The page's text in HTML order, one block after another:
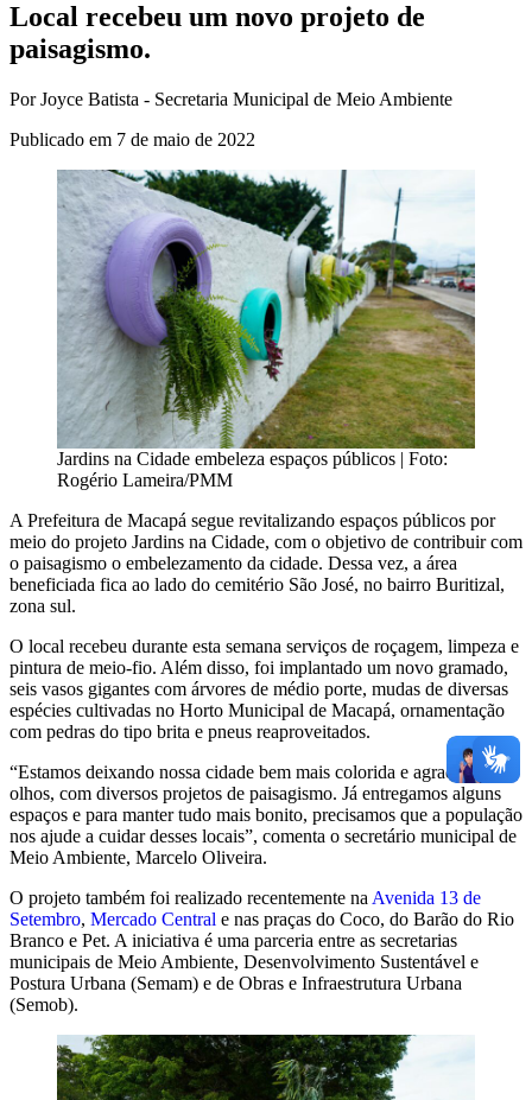
Local recebeu um novo projeto de
paisagismo.
Por Joyce Batista - Secretaria Municipal de Meio Ambiente
Publicado em 7 de maio de 2022
Jardins na Cidade embeleza espaços públicos | Foto:
Rogério Lameira/PMM
A Prefeitura de Macapá segue revitalizando espaços públicos por
meio do projeto Jardins na Cidade, com o objetivo de contribuir com
o paisagismo o embelezamento da cidade. Dessa vez, a área
beneficiada fica ao lado do cemitério São José, no bairro Buritizal,
zona sul.
O local recebeu durante esta semana serviços de roçagem, limpeza e
pintura de meio-fio. Além disso, foi implantado um novo gramado,
seis vasos gigantes com árvores de médio porte, mudas de diversas
espécies cultivadas no Horto Municipal de Macapá, ornamentação
com pedras do tipo brita e pneus reaproveitados.
“Estamos deixando nossa cidade bem mais colorida e agradável aos
olhos, com diversos projetos de paisagismo. Já entregamos alguns
espaços e para manter tudo mais bonito, precisamos que a população
nos ajude a cuidar desses locais”, comenta o secretário municipal de
Meio Ambiente, Marcelo Oliveira.
O projeto também foi realizado recentemente na Avenida 13 de
Setembro, Mercado Central e nas praças do Coco, do Barão do Rio
Branco e Pet. A iniciativa é uma parceria entre as secretarias
municipais de Meio Ambiente, Desenvolvimento Sustentável e
Postura Urbana (Semam) e de Obras e Infraestrutura Urbana
(Semob).